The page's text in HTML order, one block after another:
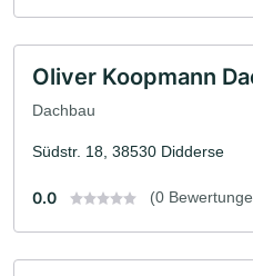
Oliver Koopmann
Dachbau
Südstr. 18, 38530 Didderse
0.0 (0